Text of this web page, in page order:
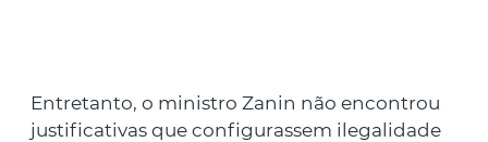
Entretanto, o ministro Zanin não encontrou
justificativas que configurassem ilegalidade